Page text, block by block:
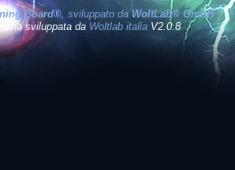
Board®, sviluppato daWoltLab® GmbH
sviluppata da Woltlab italiaV2.0.8